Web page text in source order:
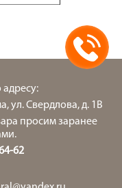
ул. Свердлова, д. 1В
просим заранее
62